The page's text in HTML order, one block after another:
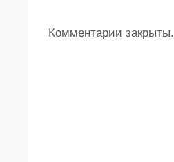
Комментарии закрыты.